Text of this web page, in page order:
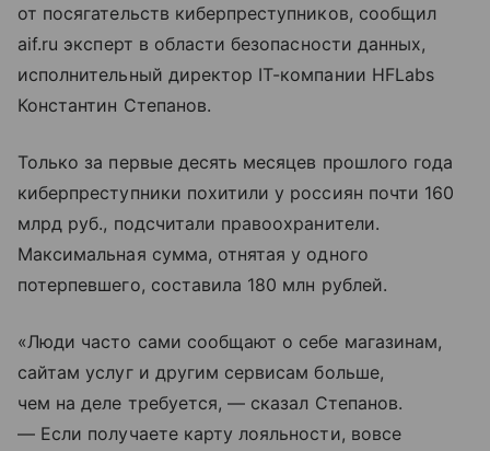
от посягательств киберпреступников, сообщил
aif.ru эксперт в области безопасности данных,
исполнительный директор IT-компании HFLabs
Константин Степанов.
Только за первые десять месяцев прошлого года
киберпреступники похитили у россиян почти 160
млрд руб., подсчитали правоохранители.
Максимальная сумма, отнятая у одного
потерпевшего, составила 180 млн рублей.
«Люди часто сами сообщают о себе магазинам,
сайтам услуг и другим сервисам больше,
чем на деле требуется, — сказал Степанов.
— Если получаете карту лояльности, вовсе